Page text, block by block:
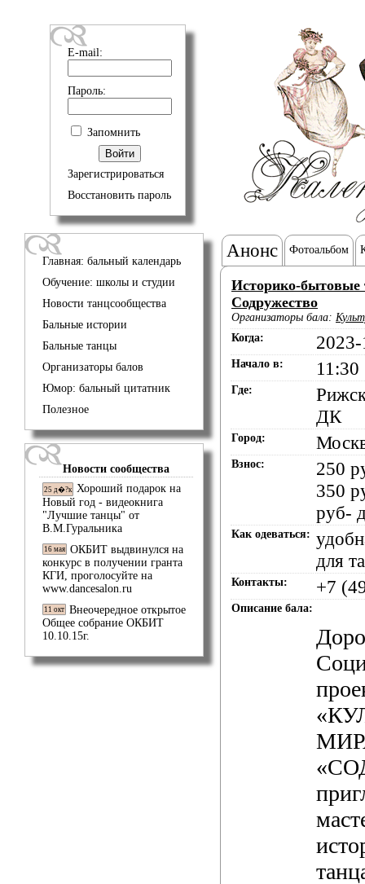
E-mail:
Пароль:
Запомнить
Зарегистрироваться
Восстановить пароль
Главная: бальный календарь
Обучение: школы и студии
Новости танцсообщества
Бальные истории
Бальные танцы
Организаторы балов
Юмор: бальный цитатник
Полезное
Новости сообщества
25 д�?к Хороший подарок на
Новый год - видеокнига
"Лучшие танцы" от
В.М.Гуральника
16 мая ОКБИТ выдвинулся на
конкурс в получении гранта
КГИ, проголосуйте на
www.dancesalon.ru
11 окт Внеочередное открытое
Общее собрание ОКБИТ
10.10.15г.
Анонс Фотоальбом
Историко-
Содружество
Организаторы бала:
Когда:
Начало в: 11:30
Где:
ДК
Город:
Взнос:
250
350
руб-
Как одеваться:
для
Контакты: +7
Описание бала: